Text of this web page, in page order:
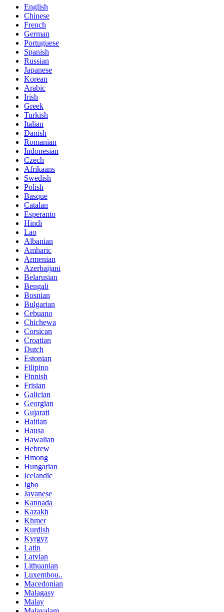
English
Chinese
French
German
Portuguese
Spanish
Russian
Japanese
Korean
Arabic
Irish
Greek
Turkish
Italian
Danish
Romanian
Indonesian
Czech
Afrikaans
Swedish
Polish
Basque
Catalan
Esperanto
Hindi
Lao
Albanian
Amharic
Armenian
Azerbaijani
Belarusian
Bengali
Bosnian
Bulgarian
Cebuano
Chichewa
Corsican
Croatian
Dutch
Estonian
Filipino
Finnish
Frisian
Galician
Georgian
Gujarati
Haitian
Hausa
Hawaiian
Hebrew
Hmong
Hungarian
Icelandic
Igbo
Javanese
Kannada
Kazakh
Khmer
Kurdish
Kyrgyz
Latin
Latvian
Lithuanian
Luxembou..
Macedonian
Malagasy
Malay